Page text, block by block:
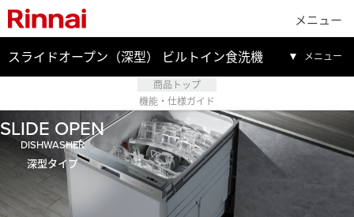
メニュー
スライドオープン（深型） ビルトイン食洗機 メニュー
商品トップ
機能・仕様ガイド
SLIDE OPEN
DISHWASHER
深型タイプ